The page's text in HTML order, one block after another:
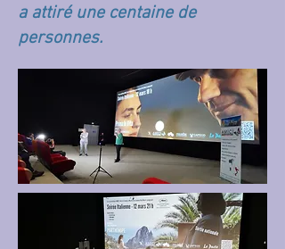
a attiré une centaine de
personnes.